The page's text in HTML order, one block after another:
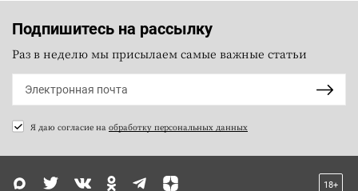
Подпишитесь на рассылку
Раз в неделю мы присылаем самые важные статьи
Я даю согласие на обработку персональных данных
18+